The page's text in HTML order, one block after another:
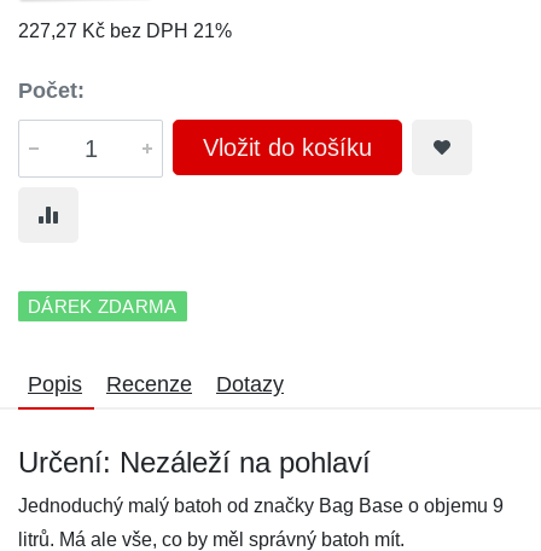
227,27 Kč bez DPH 21%
Počet:
Vložit do košíku
DÁREK ZDARMA
Popis Recenze Dotazy
Určení: Nezáleží na pohlaví
Jednoduchý malý batoh od značky Bag Base o objemu 9
litrů. Má ale vše, co by měl správný batoh mít.